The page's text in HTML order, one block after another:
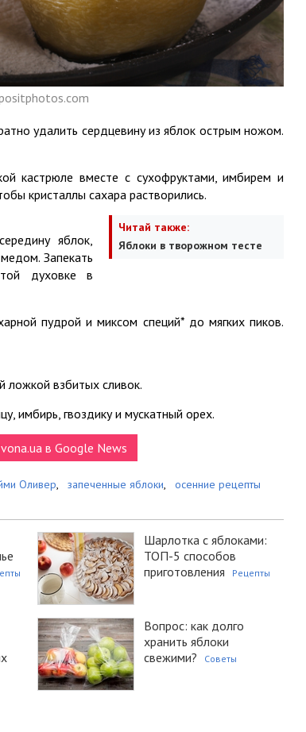
удалить сердцевину из яблок острым ножом.
кастрюле вместе с сухофруктами, имбирем и
кристаллы сахара растворились.
Читай также:
Яблоки в творожном тесте
яблок,
Запекать
духовке в
пудрой и миксом специй* до мягких пиков.
ложкой взбитых сливок.
имбирь, гвоздику и мускатный орех.
в Google News
Оливер, запеченные яблоки, осенние рецепты
Шарлотка с яблоками:
ТОП-5 способов
приготовления
Рецепты
Вопрос: как долго
хранить яблоки
свежими?
Советы